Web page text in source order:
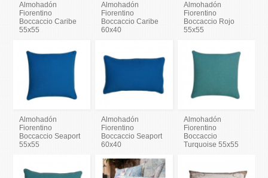
Almohadón
Fiorentino
Boccaccio Caribe
55x55
Almohadón
Fiorentino
Boccaccio Caribe
60x40
Almohadón
Fiorentino
Boccaccio Rojo
55x55
Almohadón
Fiorentino
Boccaccio Seaport
55x55
Almohadón
Fiorentino
Boccaccio Seaport
60x40
Almohadón
Fiorentino
Boccaccio
Turquoise 55x55